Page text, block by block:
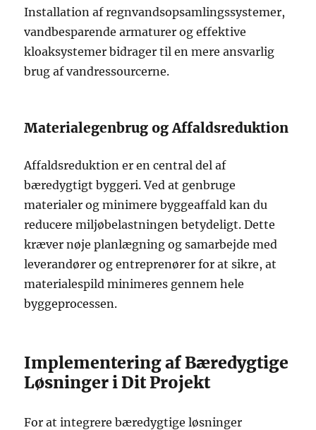
Installation af regnvandsopsamlingssystemer,
vandbesparende armaturer og effektive
kloaksystemer bidrager til en mere ansvarlig
brug af vandressourcerne.
Materialegenbrug og Affaldsreduktion
Affaldsreduktion er en central del af
bæredygtigt byggeri. Ved at genbruge
materialer og minimere byggeaffald kan du
reducere miljøbelastningen betydeligt. Dette
kræver nøje planlægning og samarbejde med
leverandører og entreprenører for at sikre, at
materialespild minimeres gennem hele
byggeprocessen.
Implementering af Bæredygtige
Løsninger i Dit Projekt
For at integrere bæredygtige løsninger